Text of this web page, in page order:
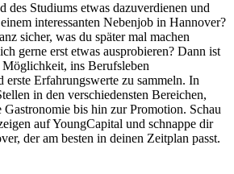
des Studiums etwas dazuverdienen und
interessanten Nebenjob in Hannover?
sicher, was du später mal machen
gerne erst etwas ausprobieren? Dann ist
ins Berufsleben
erste Erfahrungswerte zu sammeln. In
in den verschiedensten Bereichen,
bis hin zur Promotion. Schau
auf YoungCapital und schnappe dir
der am besten in deinen Zeitplan passt.